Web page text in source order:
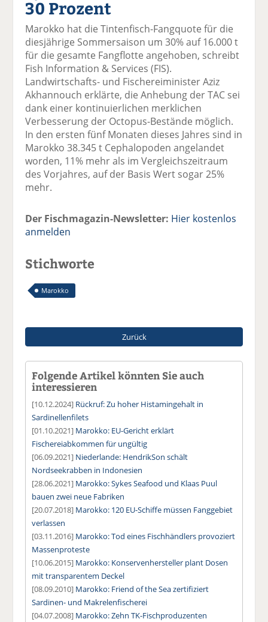
uf
F
ac
b
o
o
k
te
il
e
n
wi
tt
er
uf
Li
n
e
di
te
il
e
n
er
E
m
l
v
se
n
d
e
n
ru
ck
e
30 Prozent
Marokko hat die Tintenfisch-Fangquote für die
diesjährige Sommersaison um 30% auf 16.000 t
für die gesamte Fangflotte angehoben, schreibt
Fish Information & Services (FIS).
Landwirtschafts- und Fischereiminister Aziz
Akhannouch erklärte, die Anhebung der TAC sei
dank einer kontinuierlichen merklichen
Verbesserung der Octopus-Bestände möglich.
In den ersten fünf Monaten dieses Jahres sind in
Marokko 38.345 t Cephalopoden angelandet
worden, 11% mehr als im Vergleichszeitraum
des Vorjahres, auf der Basis Wert sogar 25%
mehr.
Der Fischmagazin-Newsletter: Hier kostenlos
anmelden
Stichworte
Marokko
Zurück
Folgende Artikel könnten Sie auch
interessieren
[10.12.2024] Rückruf: Zu hoher Histamingehalt in
Sardinellenfilets
[01.10.2021] Marokko: EU-Gericht erklärt
Fischereiabkommen für ungültig
[06.09.2021] Niederlande: HendrikSon schält
Nordseekrabben in Indonesien
[28.06.2021] Marokko: Sykes Seafood und Klaas Puul
bauen zwei neue Fabriken
[20.07.2018] Marokko: 120 EU-Schiffe müssen Fanggebiet
verlassen
[03.11.2016] Marokko: Tod eines Fischhändlers provoziert
Massenproteste
[10.06.2015] Marokko: Konservenhersteller plant Dosen
mit transparentem Deckel
[08.09.2010] Marokko: Friend of the Sea zertifiziert
Sardinen- und Makrelenfischerei
[04.07.2008] Marokko: Zehn TK-Fischproduzenten